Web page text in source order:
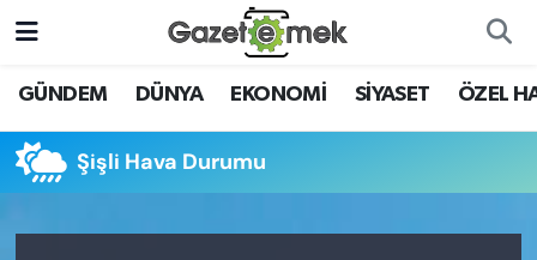
GÜNDEM DÜNYA EKONOMİ SİYASET ÖZEL
Şişli Hava Durumu
DÜNYA
EKONOMİ
Nöbetçi Eczaneler
Hava Durumu